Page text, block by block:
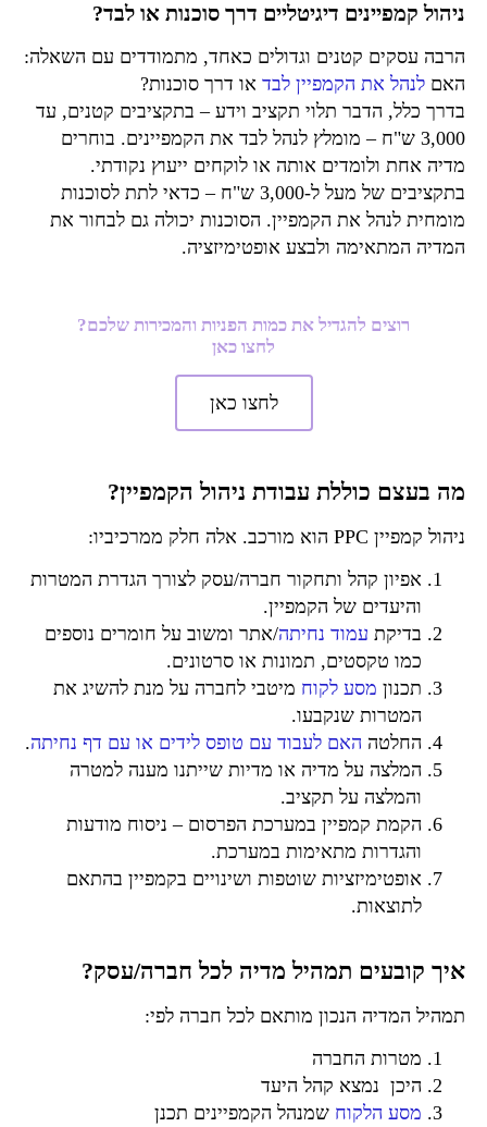
ניהול קמפיינים דיגיטלייםדרך סוכנות או לבד?
הרבה עסקים קטנים וגדולים כאחד, מתמודדים עם השאלה:
האם לנהל את הקמפיין לבדאו דרך סוכנות?
בדרך כלל, הדבר תלוי תקציב וידע – בתקציבים קטנים, עד
3,000 ש"ח – מומלץ לנהל לבד את הקמפיינים. בוחרים
מדיה אחת ולומדים אותה או לוקחים ייעוץ נקודתי.
בתקציבים של מעל ל-3,000 ש"ח – כדאי לתת לסוכנות
מומחית לנהל את הקמפיין. הסוכנות יכולה גם לבחור את
המדיה המתאימה ולבצע אופטימיזציה.
רוצים להגדיל את כמות הפניות והמכירות שלכם?
לחצו כאן
לחצו כאן
מה בעצם כוללת עבודת ניהול הקמפיין?
ניהול קמפיין PPC הוא מורכב. אלה חלק ממרכיביו:
אפיון קהל ותחקור חברה/עסק לצורך הגדרת המטרות
והיעדים של הקמפיין.
בדיקת עמוד נחיתה/אתר ומשוב על חומרים נוספים
כמו טקסטים, תמונות או סרטונים.
תכנון מסע לקוחמיטבי לחברה על מנת להשיג את
המטרות שנקבעו.
החלטה האם לעבוד עם טופס לידים או עם דף נחיתה.
המלצה על מדיה או מדיות שייתנו מענה למטרה
והמלצה על תקציב.
הקמת קמפיין במערכת הפרסום – ניסוח מודעות
והגדרות מתאימות במערכת.
אופטימיזציות שוטפות ושינויים בקמפיין בהתאם
לתוצאות.
איך קובעים תמהיל מדיה לכל חברה/עסק?
תמהיל המדיה הנכון מותאם לכל חברה לפי:
מטרות החברה
היכן נמצא קהל היעד
מסע הלקוחשמנהל הקמפיינים תכנן